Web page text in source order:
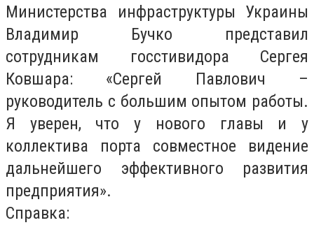
Министерства инфраструктуры Украины
Владимир Бучко представил
сотрудникам госстивидора Сергея
Ковшара: «Сергей Павлович –
руководитель с большим опытом работы.
Я уверен, что у нового главы и у
коллектива порта совместное видение
дальнейшего эффективного развития
предприятия».
Справка: